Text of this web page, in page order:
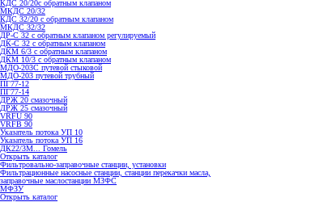
КДC 20/20с обратным клапаном
МКДС 20/32
КДC 32/20 с обратным клапаном
МКДС 32/32
ДР-С 32 с обратным клапаном регулируемый
ДК-С 32 с обратным клапаном
ДКМ 6/3 с обратным клапаном
ДКМ 10/3 с обратным клапаном
МДО-203С путевой стыковой
МДО-203 путевой трубный
ПГ77-12
ПГ77-14
ДРЖ 20 смазочный
ДРЖ 25 смазочный
VRFU 90
VRFВ 90
Указатель потока УП 10
Указатель потока УП 16
ДК22/3М... Гомель
Открыть каталог
Фильтровально-заправочные станции, установки
Фильтрационные насосные станции, станции перекачки масла,
заправочные маслостанции МЗФС
МФЗУ
Открыть каталог